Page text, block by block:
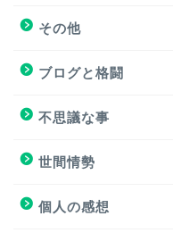
その他
ブログと格闘
不思議な事
世間情勢
個人の感想